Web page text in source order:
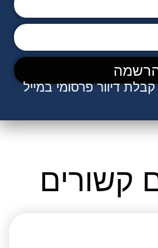
דיוור פרסומי במייל
קשורים